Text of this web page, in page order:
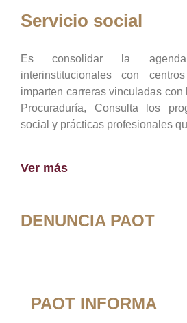
Servicio social
Es consolidar la
interinstitucionales con
imparten carreras vinculadas
Procuraduría, Consulta los
social y prácticas profesionales
Ver más
DENUNCIA PAOT
PAOT INFORMA